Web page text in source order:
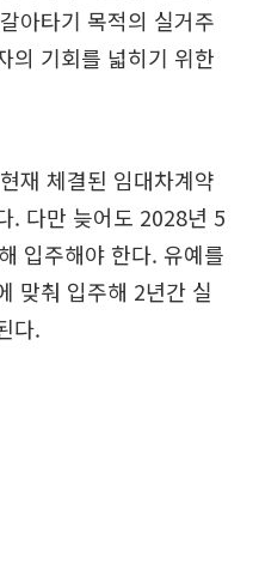
아타기 목적의 실거주
의 기회를 넓히기 위한
재 체결된 임대차계약
. 다만 늦어도 2028년 5
입주해야 한다. 유예를
맞춰 입주해 2년간 실
다.